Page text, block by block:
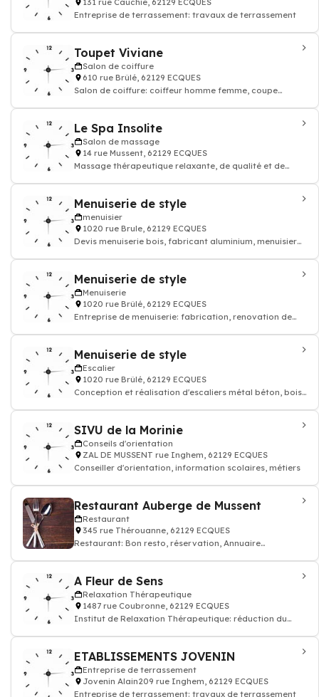
131 rue Cauchie, 62129 ECQUES
Entreprise de terrassement: travaux de terrassement
Toupet Viviane
Salon de coiffure
610 rue Brûlé, 62129 ECQUES
Salon de coiffure: coiffeur homme femme, coupe
Le Spa Insolite
Salon de massage
14 rue Mussent, 62129 ECQUES
Massage thérapeutique relaxante, de qualité et de
Menuiserie de style
menuisier
1020 rue Brule, 62129 ECQUES
Devis menuiserie bois, fabricant aluminium, menuisier
Menuiserie de style
Menuiserie
1020 rue Brûlé, 62129 ECQUES
Entreprise de menuiserie: fabrication, renovation de
Menuiserie de style
Escalier
1020 rue Brûlé, 62129 ECQUES
Conception et réalisation d'escaliers métal béton, bois
SIVU de la Morinie
Conseils d'orientation
ZAL DE MUSSENT rue Inghem, 62129 ECQUES
Conseiller d'orientation, information scolaires, métiers
Restaurant Auberge de Mussent
Restaurant
345 rue Thérouanne, 62129 ECQUES
Restaurant: Bon resto, réservation, Annuaire
A Fleur de Sens
Relaxation Thérapeutique
1487 rue Coubronne, 62129 ECQUES
Institut de Relaxation Thérapeutique: réduction du
ETABLISSEMENTS JOVENIN
Entreprise de terrassement
Jovenin Alain209 rue Inghem, 62129 ECQUES
Entreprise de terrassement: travaux de terrassement